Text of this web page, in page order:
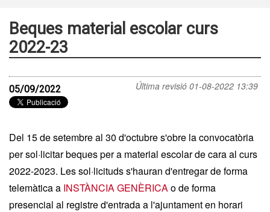
Beques material escolar curs
2022-23
Última revisió 01-08-2022 13:39
05/09/2022
Del 15 de setembre al 30 d'octubre s'obre la convocatòria
per sol·licitar beques per a material escolar de cara al curs
2022-2023. Les sol·licituds s'hauran d'entregar de forma
telemàtica a INSTÀNCIA GENÈRICAo de forma
presencial al registre d'entrada a l'ajuntament en horari